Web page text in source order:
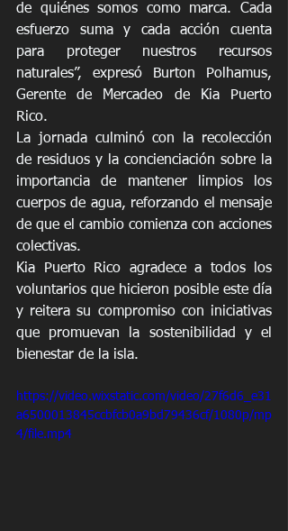
de quiénes somos como marca. Cada
esfuerzo suma y cada acción cuenta
para proteger nuestros recursos
naturales”, expresó Burton Polhamus,
Gerente de Mercadeo de Kia Puerto
Rico.
La jornada culminó con la recolección
de residuos y la concienciación sobre la
importancia de mantener limpios los
cuerpos de agua, reforzando el mensaje
de que el cambio comienza con acciones
colectivas.
Kia Puerto Rico agradece a todos los
voluntarios que hicieron posible este día
y reitera su compromiso con iniciativas
que promuevan la sostenibilidad y el
bienestar de la isla.
https://video.wixstatic.com/video/27f6d6_e31
a6500013845ccbfcb0a9bd79436cf/1080p/mp
4/file.mp4